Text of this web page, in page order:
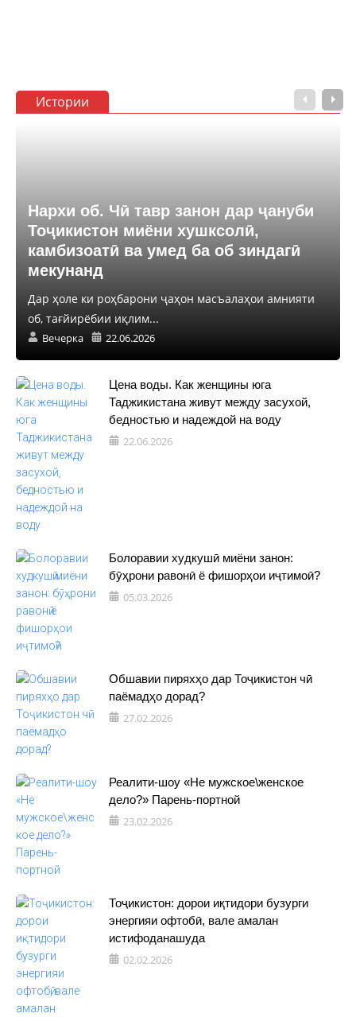
Истории
Нархи об. Чӣ тавр занон дар ҷануби
Тоҷикистон миёни хушксолӣ,
камбизоатӣ ва умед ба об зиндагӣ
мекунанд
Дар ҳоле ки роҳбарони ҷаҳон масъалаҳои амнияти
об, тағйирёбии иқлим...
Вечерка 22.06.2026
Цена воды. Как женщины юга
Таджикистана живут между засухой,
бедностью и надеждой на воду
22.06.2026
Болоравии худкушӣ миёни занон:
бӯҳрони равонӣ ё фишорҳои иҷтимоӣ?
05.03.2026
Обшавии пиряхҳо дар Тоҷикистон чӣ
паёмадҳо дорад?
27.02.2026
Реалити-шоу «Не мужское\женское
дело?» Парень-портной
23.02.2026
Тоҷикистон: дорои иқтидори бузурги
энергияи офтобӣ, вале амалан
истифоданашуда
02.02.2026